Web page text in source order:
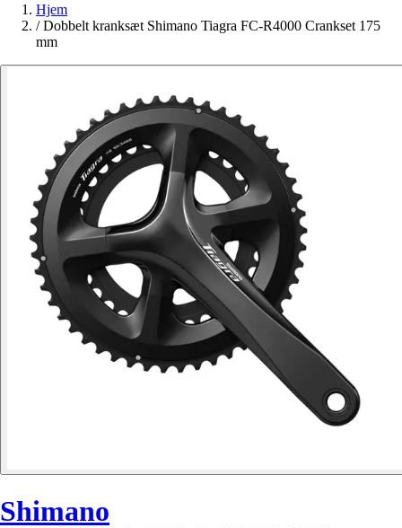
Hjem
/ Dobbelt kranksæt Shimano Tiagra FC-R4000 Crankset 175
mm
Shimano